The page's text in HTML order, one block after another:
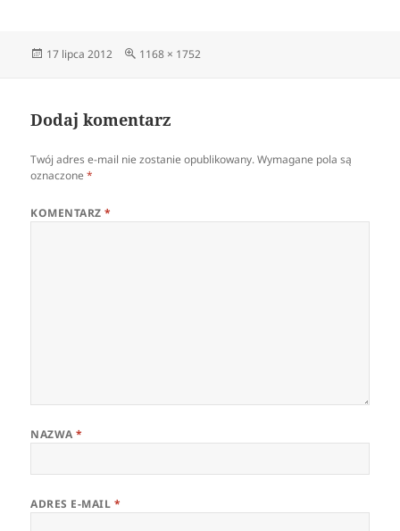
Data
17 lipca 2012
Pełny
1168 × 1752
Dodaj komentarz
Twój adres e-mail nie zostanie opublikowany. Wymagane pola są
oznaczone*
KOMENTARZ*
NAZWA*
ADRES E-MAIL *